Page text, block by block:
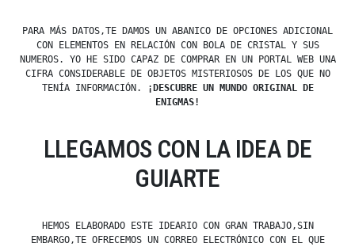
PARA MÁS DATOS,TE DAMOS UN ABANICO DE OPCIONES ADICIONAL
CON ELEMENTOS EN RELACIÓN CON BOLA DE CRISTAL Y SUS
NUMEROS. YO HE SIDO CAPAZ DE COMPRAR EN UN PORTAL WEB UNA
CIFRA CONSIDERABLE DE OBJETOS MISTERIOSOS DE LOS QUE NO
TENÍA INFORMACIÓN.
¡DESCUBRE UN MUNDO ORIGINAL DE
ENIGMAS!
LLEGAMOS CON LA IDEA DE
GUIARTE
HEMOS ELABORADO ESTE IDEARIO CON GRAN TRABAJO,SIN
EMBARGO,TE OFRECEMOS UN CORREO ELECTRÓNICO CON EL QUE